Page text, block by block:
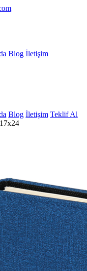
Blog İletişim
Blog İletişim Teklif Al